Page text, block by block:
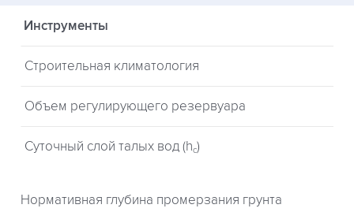
Инструменты
Строительная климатология
Объем регулирующего резервуара
Суточный слой талых вод (hc)
Нормативная глубина промерзания грунта